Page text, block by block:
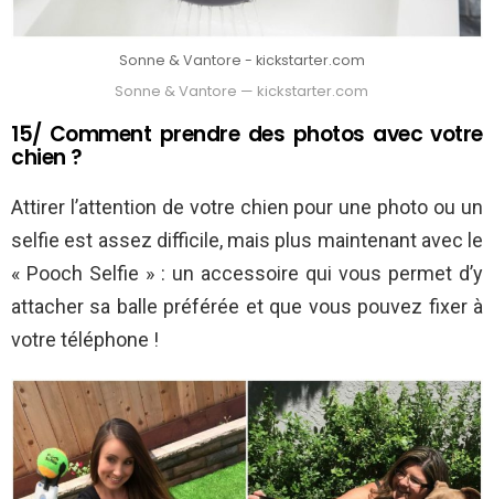
Sonne & Vantore - kickstarter.com
Sonne & Vantore — kickstarter.com
15/ Comment prendre des photos avec votre
chien ?
Attirer l’attention de votre chien pour une photo ou un
selfie est assez difficile, mais plus maintenant avec le
« Pooch Selfie » : un accessoire qui vous permet d’y
attacher sa balle préférée et que vous pouvez fixer à
votre téléphone !